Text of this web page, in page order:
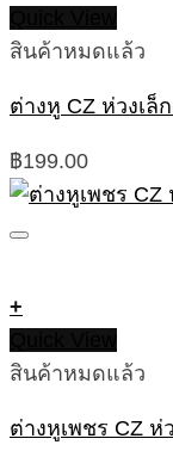
สินค้าหมดแล้ว
ต่างหู CZ ห่วงเล็
฿199.00
+
สินค้าหมดแล้ว
ต่างหูเพชร CZ ห่